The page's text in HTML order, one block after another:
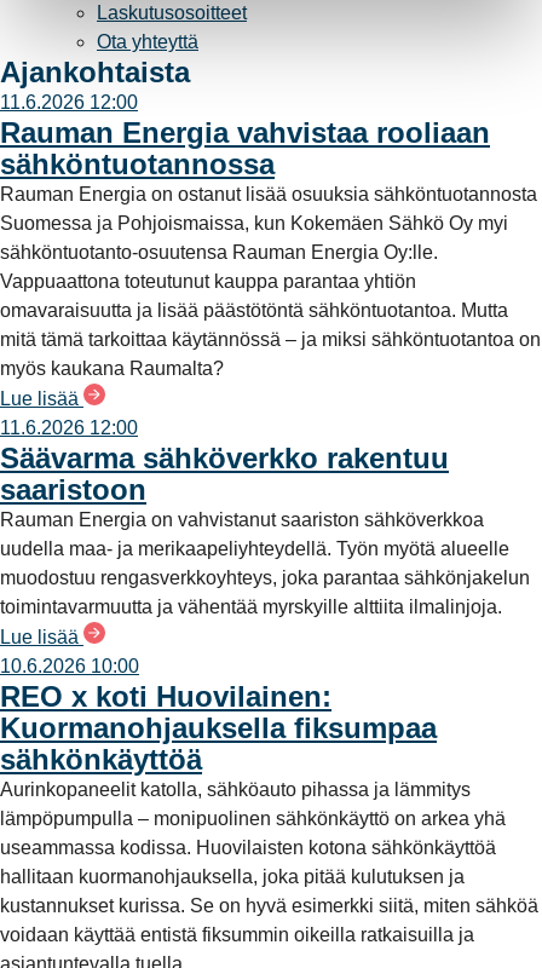
Laskutusosoitteet
Ota yhteyttä
Ajankohtaista
11.6.2026 12:00
Rauman Energia vahvistaa rooliaan
sähköntuotannossa
Rauman Energia on ostanut lisää osuuksia sähköntuotannosta
Suomessa ja Pohjoismaissa, kun Kokemäen Sähkö Oy myi
sähköntuotanto-osuutensa Rauman Energia Oy:lle.
Vappuaattona toteutunut kauppa parantaa yhtiön
omavaraisuutta ja lisää päästötöntä sähköntuotantoa. Mutta
mitä tämä tarkoittaa käytännössä – ja miksi sähköntuotantoa on
myös kaukana Raumalta?
Lue lisää
11.6.2026 12:00
Säävarma sähköverkko rakentuu
saaristoon
Rauman Energia on vahvistanut saariston sähköverkkoa
uudella maa- ja merikaapeliyhteydellä. Työn myötä alueelle
muodostuu rengasverkkoyhteys, joka parantaa sähkönjakelun
toimintavarmuutta ja vähentää myrskyille alttiita ilmalinjoja.
Lue lisää
10.6.2026 10:00
REO x koti Huovilainen:
Kuormanohjauksella fiksumpaa
sähkönkäyttöä
Aurinkopaneelit katolla, sähköauto pihassa ja lämmitys
lämpöpumpulla – monipuolinen sähkönkäyttö on arkea yhä
useammassa kodissa. Huovilaisten kotona sähkönkäyttöä
hallitaan kuormanohjauksella, joka pitää kulutuksen ja
kustannukset kurissa. Se on hyvä esimerkki siitä, miten sähköä
voidaan käyttää entistä fiksummin oikeilla ratkaisuilla ja
asiantuntevalla tuella.